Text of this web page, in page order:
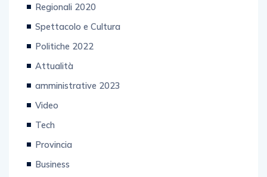
Regionali 2020
Spettacolo e Cultura
Politiche 2022
Attualità
amministrative 2023
Video
Tech
Provincia
Business